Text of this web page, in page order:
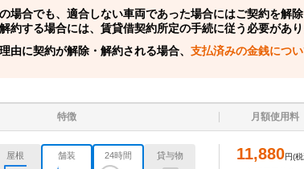
場合でも、適合しない車両であった場合にはご契約を解
約する場合には、賃貸借契約所定の手続に従う必要があり
由に契約が解除・解約される場合、 支払済みの金銭につ
特徴 月額使用料
屋根 舗装 24時間 貸与物 11,880円(